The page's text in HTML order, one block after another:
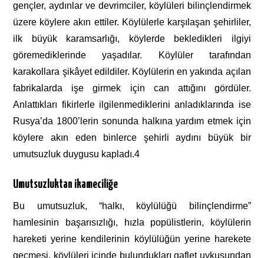
gençler, aydınlar ve devrimciler, köylüleri bilinçlendirmek
üzere köylere akın ettiler. Köylülerle karşılaşan şehirliler,
ilk büyük karamsarlığı, köylerde bekledikleri ilgiyi
göremediklerinde yaşadılar. Köylüler tarafından
karakollara şikâyet edildiler. Köylülerin en yakında açılan
fabrikalarda işe girmek için can attığını gördüler.
Anlattıkları fikirlerle ilgilenmediklerini anladıklarında ise
Rusya’da 1800’lerin sonunda halkına yardım etmek için
köylere akın eden binlerce şehirli aydını büyük bir
umutsuzluk duygusu kapladı.4
Umutsuzluktan ikameciliğe
Bu umutsuzluk, “halkı, köylülüğü bilinçlendirme”
hamlesinin başarısızlığı, hızla popülistlerin, köylülerin
hareketi yerine kendilerinin köylülüğün yerine harekete
geçmesi, köylüleri içinde bulundukları gaflet uykusundan